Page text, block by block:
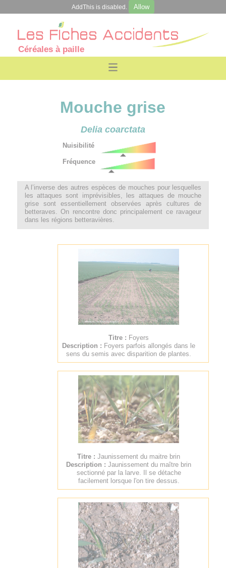
AddThis is disabled. Allow
Céréales à paille
Mouche grise
Delia coarctata
Nuisibilité
Fréquence
A l’inverse des autres espèces de mouches pour lesquelles
les attaques sont imprévisibles, les attaques de mouche
grise sont essentiellement observées après cultures de
betteraves. On rencontre donc principalement ce ravageur
dans les régions betteravières.
Titre : Foyers
Description : Foyers parfois allongés dans le
sens du semis avec disparition de plantes.
Titre :Jaunissement du maitre brin
Description :Jaunissement du maître brin
sectionné par la larve. Il se détache
facilement lorsque l'on tire dessus.